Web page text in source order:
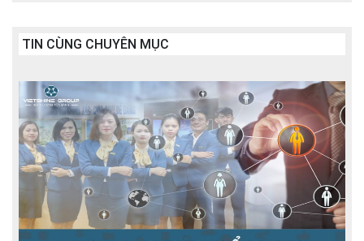
TIN CÙNG CHUYÊN MỤC